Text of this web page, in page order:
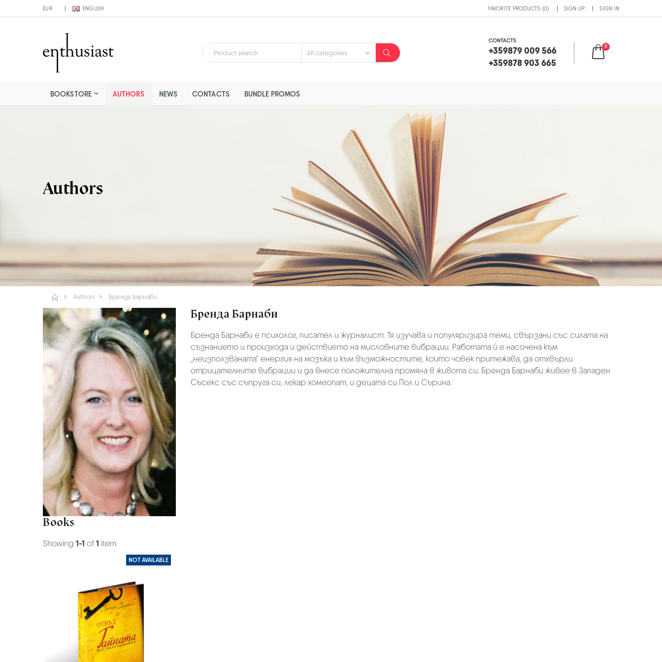
EUR ENGLISH FAVORITE PRODUCTS (0) SIGN UP SIGN IN
CONTACTS
+359879 009 566
+359878 903 665
0
BOOKSTORE AUTHORS NEWS CONTACTS BUNDLE PROMOS
Authors
Authors Бренда Барнаби
Бренда Барнаби
Бренда Барнаби е психолог, писател и журналист. Тя изучава и популяризира теми, свързани със силата на
съзнанието и произхода и действието на мисловните вибрации. Работата й е насочена към
„неизползваната“ енергия на мозъка и към възможностите, които човек притежава, да отхвърли
отрицателните вибрации и да внесе положителна промяна в живота си. Бренда Барнаби живее в Западен
Съсекс със съпруга си, лекар хомеопат, и децата си Пол и Сърина.
Books
Showing 1-1 of1 item.
NOT AVAILABLE